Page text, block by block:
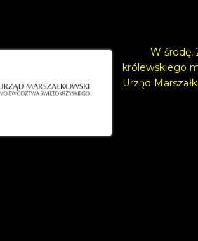
W środę,
królewskiego
Urząd